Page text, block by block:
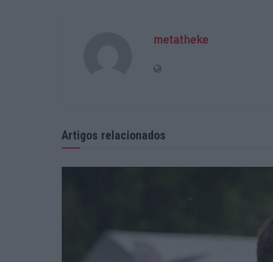
metatheke
Artigos relacionados